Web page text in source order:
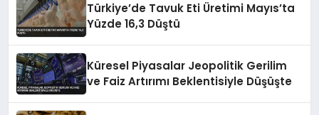
Türkiye’de Tavuk Eti Üretimi Mayıs’ta
Yüzde 16,3 Düştü
Küresel Piyasalar Jeopolitik Gerilim
ve Faiz Artırımı Beklentisiyle Düşüşte